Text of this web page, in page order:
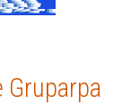
Gruparpa